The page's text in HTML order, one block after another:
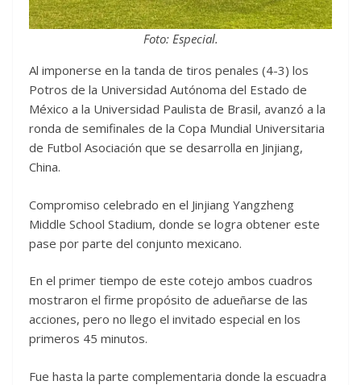
Foto: Especial.
Al imponerse en la tanda de tiros penales (4-3) los
Potros de la Universidad Autónoma del Estado de
México a la Universidad Paulista de Brasil, avanzó a la
ronda de semifinales de la Copa Mundial Universitaria
de Futbol Asociación que se desarrolla en Jinjiang,
China.
Compromiso celebrado en el Jinjiang Yangzheng
Middle School Stadium, donde se logra obtener este
pase por parte del conjunto mexicano.
En el primer tiempo de este cotejo ambos cuadros
mostraron el firme propósito de adueñarse de las
acciones, pero no llego el invitado especial en los
primeros 45 minutos.
Fue hasta la parte complementaria donde la escuadra